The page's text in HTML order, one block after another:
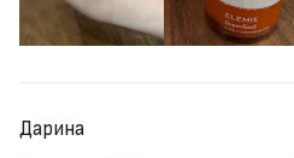
Дарина